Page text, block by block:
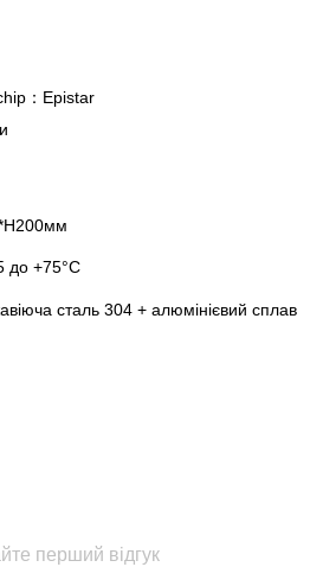
：Epistar
до +75°С
сталь 304 + алюмінієвий сплав
перший відгук